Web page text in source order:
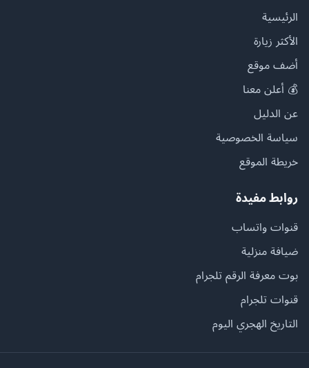
الرئيسية
الأكثر زيارة
أضف موقع
💰 أعلن معنا
عن الدليل
سياسة الخصوصية
خريطة الموقع
روابط مفيدة
قنوات واتساب
ضيافة منزلية
بوت معرفة الرقم تلجرام
قنوات تلجرام
التاريخ الهجري اليوم